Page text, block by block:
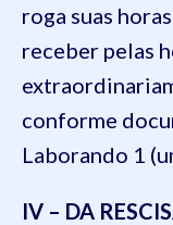
roga suas
receber pelas
conforme
Laborando 1
IV – DA